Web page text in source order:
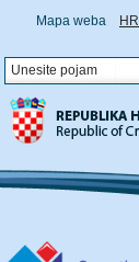
Mapa weba HR